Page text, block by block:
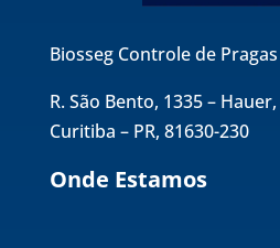
Biosseg Controle de
R. São Bento, 1335 – Hauer,
Curitiba – PR, 81630-230
Onde Estamos